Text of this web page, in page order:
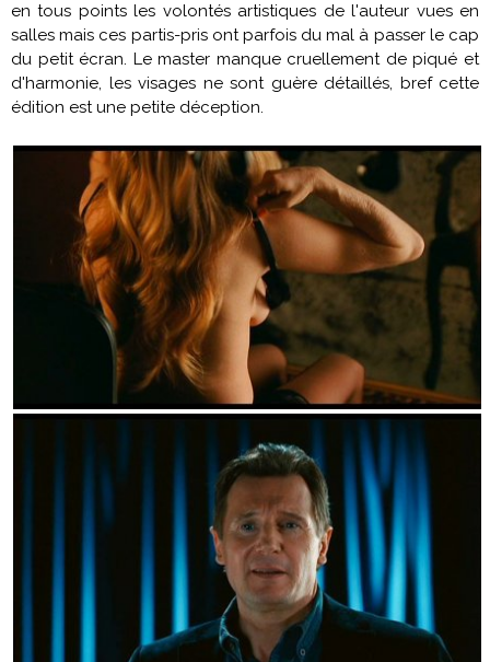
en tous points les volontés artistiques de l'auteur vues en
salles mais ces partis-pris ont parfois du mal à passer le cap
du petit écran. Le master manque cruellement de piqué et
d'harmonie, les visages ne sont guère détaillés, bref cette
édition est une petite déception.